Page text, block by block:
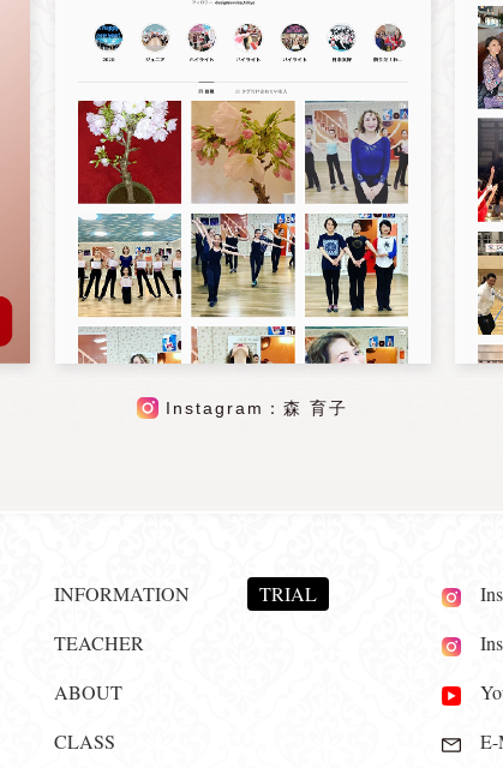
Instagram：森 育子
INFORMATION
TEACHER
ABOUT
CLASS
TRIAL
E-